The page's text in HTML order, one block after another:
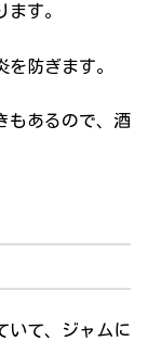
す。
を防ぎます。
もあるので、酒
いて、ジャムに